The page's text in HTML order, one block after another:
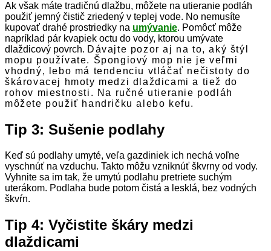
Ak však máte tradičnú dlažbu, môžete na utieranie podláh
použiť jemný čistič zriedený v teplej vode. No nemusíte
kupovať drahé prostriedky na umývanie. Pomôcť môže
napríklad pár kvapiek octu do vody, ktorou umývate
dlaždicový povrch. Dávajte pozor aj na to, aký štýl
mopu používate. Špongiový mop nie je veľmi
vhodný, lebo má tendenciu vtláčať nečistoty do
škárovacej hmoty medzi dlaždicami a tiež do
rohov miestnosti. Na ručné utieranie podláh
môžete použiť handričku alebo kefu.
Tip 3: Sušenie podlahy
Keď sú podlahy umyté, veľa gazdiniek ich nechá voľne
vyschnúť na vzduchu. Takto môžu vzniknúť škvrny od vody.
Vyhnite sa im tak, že umytú podlahu pretriete suchým
uterákom. Podlaha bude potom čistá a lesklá, bez vodných
škvŕn.
Tip 4: Vyčistite škáry medzi
dlaždicami